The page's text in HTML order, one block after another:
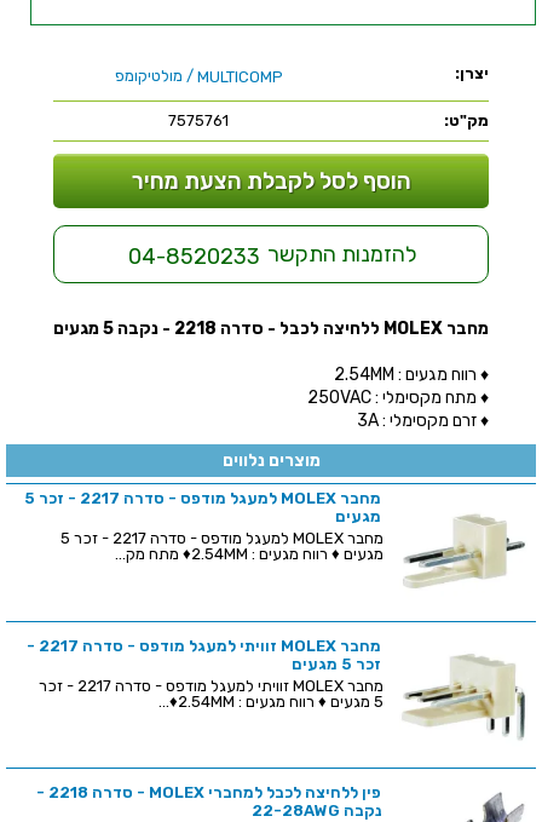
יצרן: MULTICOMP / מולטיקומפ
מק"ט: 7575761
הוסף לסל לקבלת הצעת מחיר
להזמנות התקשר 04-8520233
מחבר MOLEX ללחיצה לכבל - סדרה 2218 - נקבה 5 מגעים
♦ רווח מגעים : 2.54MM
♦ מתח מקסימלי : 250VAC
♦ זרם מקסימלי : 3A
מוצרים נלווים
מחבר MOLEX למעגל מודפס - סדרה 2217 - זכר 5
מגעים
מחבר MOLEX למעגל מודפס - סדרה 2217 - זכר 5
מגעים ♦ רווח מגעים : 2.54MM♦ מתח מק...
מחבר MOLEX זוויתי למעגל מודפס - סדרה 2217 -
זכר 5 מגעים
מחבר MOLEX זוויתי למעגל מודפס - סדרה 2217 - זכר
5 מגעים ♦ רווח מגעים : 2.54MM♦...
פין ללחיצה לכבל למחברי MOLEX - סדרה 2218 -
נקבה 22-28AWG